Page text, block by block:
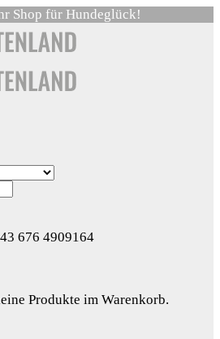
Shop für Hundeglück!
676 4909164
Produkte im Warenkorb.